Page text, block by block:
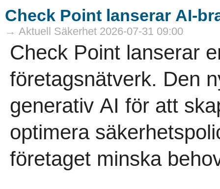
Check Point lanserar AI-
→ Aktuell Säkerhet 2026-07-31 09:00
Check Point lanserar
företagsnätverk. Den
generativ AI för att
optimera
företaget minska